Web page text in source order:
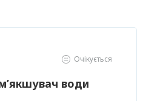
Очікується
води